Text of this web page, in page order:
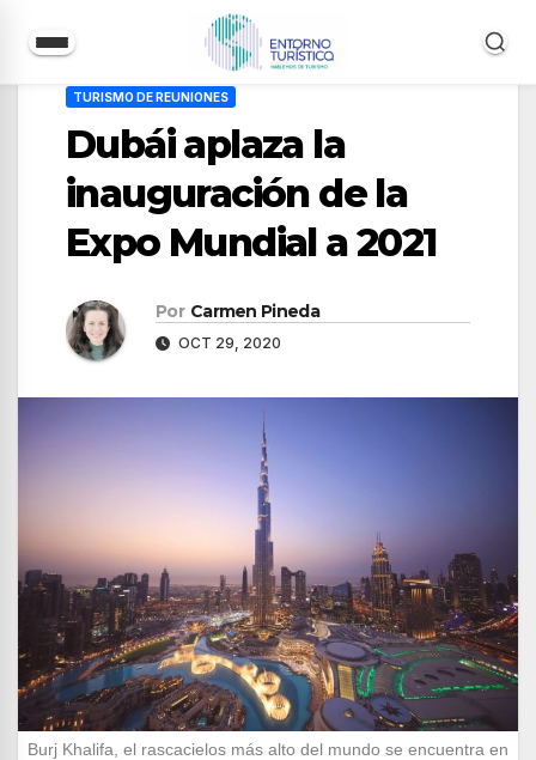
contenido
TURISMO DE REUNIONES
Dubái aplaza la
inauguración de la
Expo Mundial a 2021
Por Carmen Pineda
OCT 29, 2020
Burj Khalifa, el rascacielos más alto del mundo se encuentra en